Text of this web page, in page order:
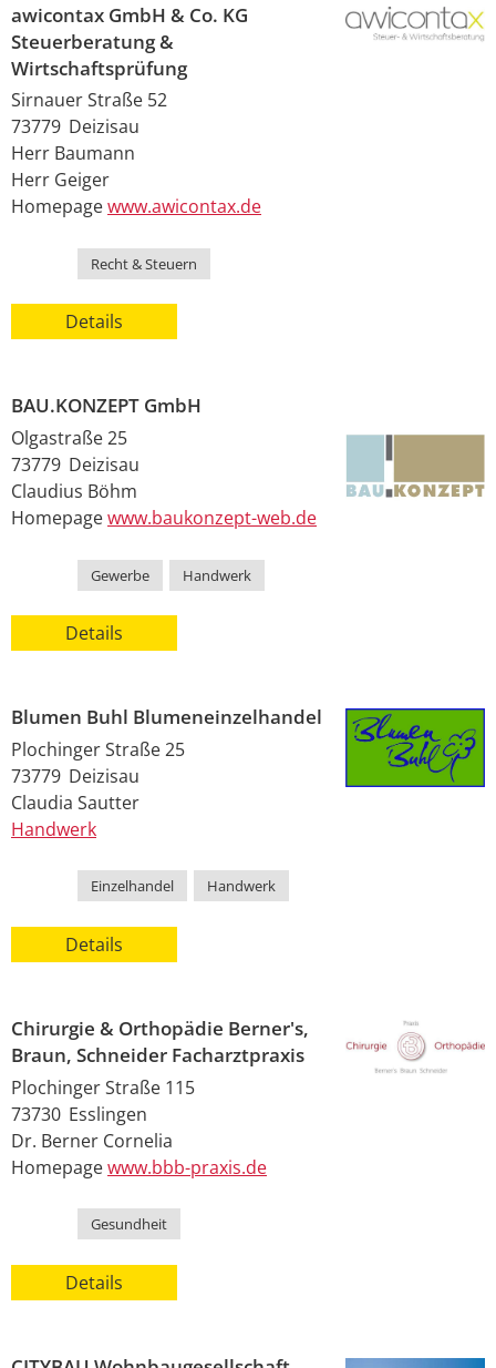
awicontax GmbH & Co. KG
Steuerberatung &
Wirtschaftsprüfung
Sirnauer Straße 52
73779 Deizisau
Herr Baumann
Herr Geiger
Homepagewww.awicontax.de
Recht & Steuern
Details
BAU.KONZEPT GmbH
Olgastraße 25
73779 Deizisau
Claudius Böhm
Homepagewww.baukonzept-web.de
Gewerbe Handwerk
Details
Blumen Buhl Blumeneinzelhandel
Plochinger Straße 25
73779 Deizisau
Claudia Sautter
Handwerk
Einzelhandel Handwerk
Details
Chirurgie & Orthopädie Berner's,
Braun, Schneider Facharztpraxis
Plochinger Straße 115
73730 Esslingen
Dr. Berner Cornelia
Homepagewww.bbb-praxis.de
Gesundheit
Details